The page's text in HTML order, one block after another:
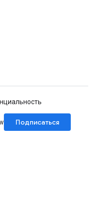
Подписаться